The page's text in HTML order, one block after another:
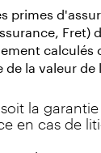
primes
Fret)
calculés
de la valeur
la garantie
en cas de